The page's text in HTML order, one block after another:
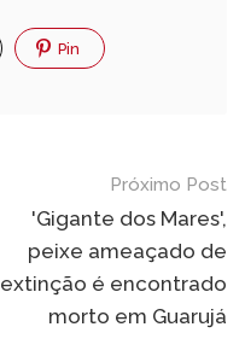
Pin
Próximo Post
'Gigante dos Mares',
peixe ameaçado de
extinção é encontrado
morto em Guarujá